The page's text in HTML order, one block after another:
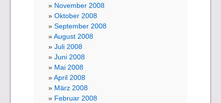
November 2008
Oktober 2008
September 2008
August 2008
Juli 2008
Juni 2008
Mai 2008
April 2008
März 2008
Februar 2008